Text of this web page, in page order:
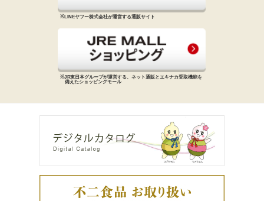
※LINEヤフー株式会社が運営する通販サイト
※JR東日本グループが運営する、 ネット通販とエキナカ受取機能を
備えたショッピングモール